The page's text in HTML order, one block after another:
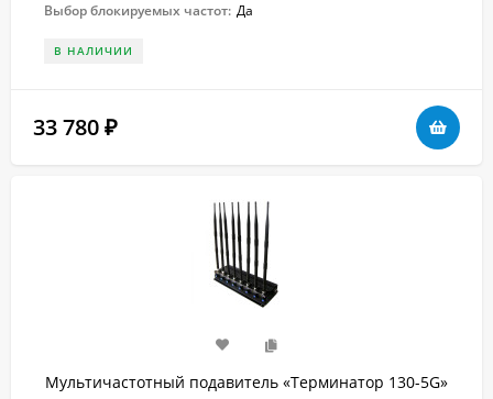
Выбор блокируемых частот: Да
В НАЛИЧИИ
33 780 ₽
Мультичастотный подавитель «Терминатор 130-5G»